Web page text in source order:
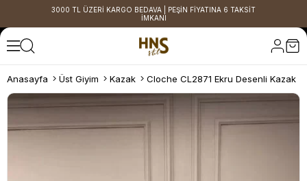
3000 TL ÜZERİ KARGO BEDAVA | PEŞİN FİYATINA 6 TAKSİT
İMKANI
Anasayfa Üst Giyim Kazak Cloche CL2871 Ekru Desenli Kazak